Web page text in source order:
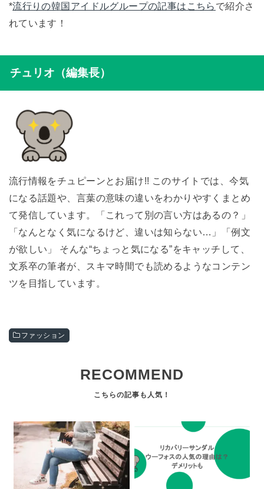
*流行りの韓国アイドルグループの記事はこちら で紹介さ
れています！
チュリオ（編集長）
流行情報をチュピーンとお届け!! このサイトでは、今気
になる話題や、言葉の意味の違いをわかりやすくまとめ
て発信しています。「これって別の言い方はあるの？」
「なんとなく気になるけど、違いは知らない…」「例文
が欲しい」 そんな“ちょっと気になる”をキャッチして、
文系卒の筆者が、スキマ時間でも読めるようなコンテン
ツを目指しています。
ファッション
RECOMMEND